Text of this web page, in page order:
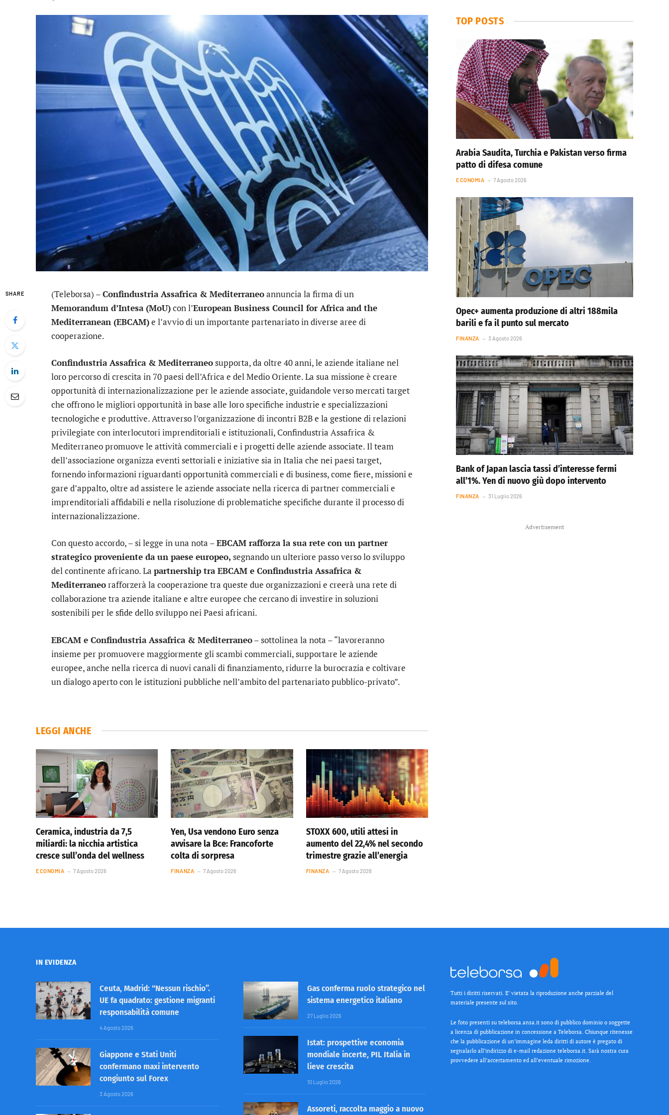
SHARE (Teleborsa) –Confindustria Assafrica & Mediterraneoannuncia la firma di un
Memorandum d’Intesa (MoU)con l’European Business Council for Africa and the
Mediterranean (EBCAM)e l’avvio di un importante partenariato in diverse aree di
cooperazione.
Confindustria Assafrica & Mediterraneosupporta, da oltre 40 anni, le aziende italiane nel
loro percorso di crescita in 70 paesi dell’Africa e del Medio Oriente. La sua missione è creare
opportunità di internazionalizzazione per le aziende associate, guidandole verso mercati target
che offrono le migliori opportunità in base alle loro specifiche industrie e specializzazioni
tecnologiche e produttive. Attraverso l’organizzazione di incontri B2B e la gestione di relazioni
privilegiate con interlocutori imprenditoriali e istituzionali, Confindustria Assafrica &
Mediterraneo promuove le attività commerciali e i progetti delle aziende associate. Il team
dell’associazione organizza eventi settoriali e iniziative sia in Italia che nei paesi target,
fornendo informazioni riguardanti opportunità commerciali e di business, come fiere, missioni e
gare d’appalto, oltre ad assistere le aziende associate nella ricerca di partner commerciali e
imprenditoriali affidabili e nella risoluzione di problematiche specifiche durante il processo di
internazionalizzazione.
Con questo accordo, – si legge in una nota –EBCAM rafforza la sua rete con un partner
strategico proveniente da un paese europeo, segnando un ulteriore passo verso lo sviluppo
del continente africano. La partnership tra EBCAM e Confindustria Assafrica &
Mediterraneorafforzerà la cooperazione tra queste due organizzazioni e creerà una rete di
collaborazione tra aziende italiane e altre europee che cercano di investire in soluzioni
sostenibili per le sfide dello sviluppo nei Paesi africani.
EBCAM e Confindustria Assafrica & Mediterraneo– sottolinea la nota – “lavoreranno
insieme per promuovere maggiormente gli scambi commerciali, supportare le aziende
europee, anche nella ricerca di nuovi canali di finanziamento, ridurre la burocrazia e coltivare
un dialogo aperto con le istituzioni pubbliche nell’ambito del partenariato pubblico-privato”.
LEGGI ANCHE
Ceramica, industria da 7,5
miliardi: la nicchia artistica
cresce sull’onda del wellness
ECONOMIA 7 Agosto 2026
Yen, Usa vendono Euro senza
avvisare la Bce: Francoforte
colta di sorpresa
FINANZA 7 Agosto 2026
STOXX 600, utili attesi in
aumento del 22,4% nel secondo
trimestre grazie all’energia
FINANZA 7 Agosto 2026
TOP POSTS
Arabia Saudita, Turchia e Pakistan verso firma
patto di difesa comune
ECONOMIA 7 Agosto 2026
Opec+ aumenta produzione di altri 188mila
barili e fa il punto sul mercato
FINANZA 3 Agosto 2026
Bank of Japan lascia tassi d’interesse fermi
all’1%. Yen di nuovo giù dopo intervento
FINANZA 31 Luglio 2026
Advertisement
IN EVIDENZA
Ceuta, Madrid: “Nessun rischio”.
UE fa quadrato: gestione migranti
responsabilità comune
4 Agosto 2026
Giappone e Stati Uniti
confermano maxi intervento
congiunto sul Forex
3 Agosto 2026
Gas conferma ruolo strategico nel
sistema energetico italiano
27 Luglio 2026
Istat: prospettive economia
mondiale incerte, PIL Italia in
lieve crescita
10 Luglio 2026
Assoreti, raccolta maggio a nuovo
Tutti i diritti riservati. E’ vietata la riproduzione anche parziale del
materiale presente sul sito.
Le foto presenti su teleborsa.ansa.it sono di pubblico dominio o soggette
a licenza di pubblicazione in concessione a Teleborsa. Chiunque ritenesse
che la pubblicazione di un’immagine leda diritti di autore è pregato di
segnalarlo all’indirizzo di e-mail redazione teleborsa.it. Sarà nostra cura
provvedere all’accertamento ed all’eventuale rimozione.